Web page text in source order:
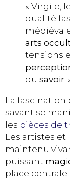
« Virgile,
dualité
arts
tensions
du savoir .
La
savant se
les pièces de
Les artistes et
maintenu
puissant
place centrale